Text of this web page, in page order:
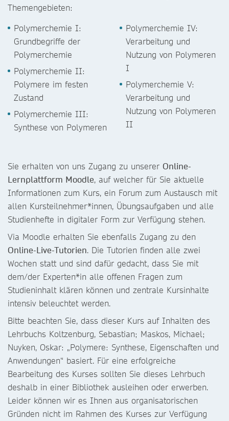
Themengebieten:
Polymerchemie I:
Grundbegriffe der
Polymerchemie
Polymerchemie II:
Polymere im festen
Zustand
Polymerchemie III:
Synthese von Polymeren
Polymerchemie IV:
Verarbeitung und
Nutzung von Polymeren
I
Polymerchemie V:
Verarbeitung und
Nutzung von Polymeren
II
Sie erhalten von uns Zugang zu unserer Online-
Lernplattform Moodle, auf welcher für Sie aktuelle
Informationen zum Kurs, ein Forum zum Austausch mit
allen Kursteilnehmer*innen, Übungsaufgaben und alle
Studienhefte in digitaler Form zur Verfügung stehen.
Via Moodle erhalten Sie ebenfalls Zugang zu den
Online-Live-Tutorien. Die Tutorien finden alle zwei
Wochen statt und sind dafür gedacht, dass Sie mit
dem/der Experten*in alle offenen Fragen zum
Studieninhalt klären können und zentrale Kursinhalte
intensiv beleuchtet werden.
Bitte beachten Sie, dass dieser Kurs auf Inhalten des
Lehrbuchs Koltzenburg, Sebastian; Maskos, Michael;
Nuyken, Oskar: „Polymere: Synthese, Eigenschaften und
Anwendungen“ basiert. Für eine erfolgreiche
Bearbeitung des Kurses sollten Sie dieses Lehrbuch
deshalb in einer Bibliothek ausleihen oder erwerben.
Leider können wir es Ihnen aus organisatorischen
Gründen nicht im Rahmen des Kurses zur Verfügung